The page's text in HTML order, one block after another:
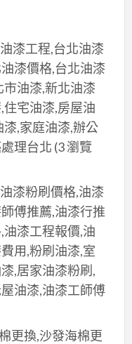
漆工程,台北油漆
漆價格,台北油漆
油漆,新北油漆
宅油漆,房屋油
,家庭油漆,辦公
理台北 (3 瀏覽
漆粉刷價格,油漆
傅推薦,油漆行推
漆工程報價,油
用,粉刷油漆,室
,居家油漆粉刷,
油漆,油漆工師傅
更換,沙發海棉更